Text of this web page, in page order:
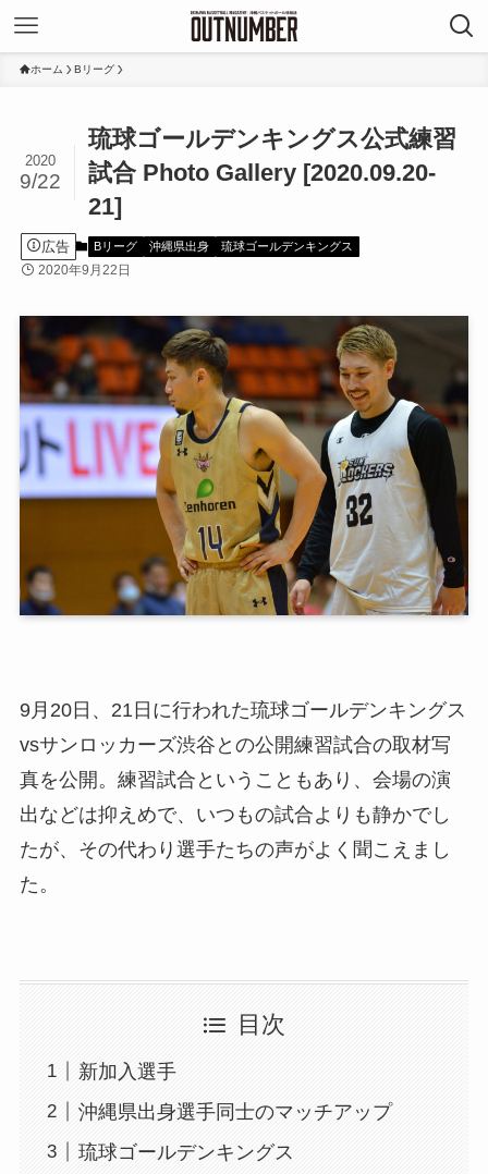
ホーム Bリーグ
琉球ゴールデンキングス公式練習
試合 Photo Gallery [2020.09.20-
21]
2020
9/22
広告 Bリーグ 沖縄県出身 琉球ゴールデンキングス
2020年9月22日
9月20日、21日に行われた琉球ゴールデンキングス
vsサンロッカーズ渋谷との公開練習試合の取材写
真を公開。練習試合ということもあり、会場の演
出などは抑えめで、いつもの試合よりも静かでし
たが、その代わり選手たちの声がよく聞こえまし
た。
目次
新加入選手
沖縄県出身選手同士のマッチアップ
琉球ゴールデンキングス